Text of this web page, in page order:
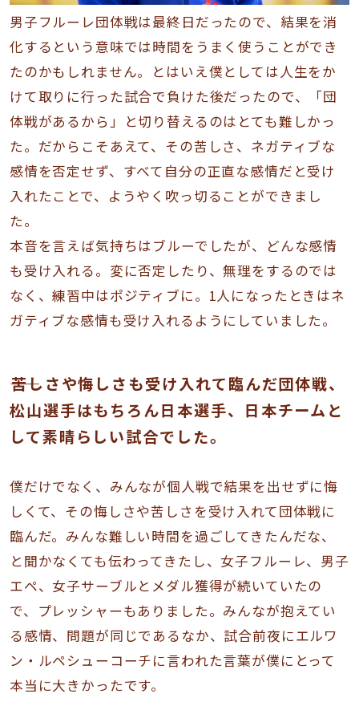
男子フルーレ団体戦は最終日だったので、結果を消
化するという意味では時間をうまく使うことができ
たのかもしれません。とはいえ僕としては人生をか
けて取りに行った試合で負けた後だったので、「団
体戦があるから」と切り替えるのはとても難しかっ
た。だからこそあえて、その苦しさ、ネガティブな
感情を否定せず、すべて自分の正直な感情だと受け
入れたことで、ようやく吹っ切ることができまし
た。
本音を言えば気持ちはブルーでしたが、どんな感情
も受け入れる。変に否定したり、無理をするのでは
なく、練習中はポジティブに。1人になったときはネ
ガティブな感情も受け入れるようにしていました。
――苦しさや悔しさも受け入れて臨んだ団体戦、
松山選手はもちろん日本選手、日本チームと
して素晴らしい試合でした。
僕だけでなく、みんなが個人戦で結果を出せずに悔
しくて、その悔しさや苦しさを受け入れて団体戦に
臨んだ。みんな難しい時間を過ごしてきたんだな、
と聞かなくても伝わってきたし、女子フルーレ、男子
エペ、女子サーブルとメダル獲得が続いていたの
で、プレッシャーもありました。みんなが抱えてい
る感情、問題が同じであるなか、試合前夜にエルワ
ン・ルペシューコーチに言われた言葉が僕にとって
本当に大きかったです。